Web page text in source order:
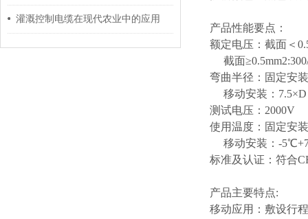
灌溉控制电缆在现代农业中的应用
产品性能要点：
额定电压：截面＜
截面
弯曲半径：固定安
移动安装： 7.5×D
测试电压： 2000V
使用温度：固定安
移动安装： -
标准及认证：符合
产品主要特点:
移动应用：敷设行程